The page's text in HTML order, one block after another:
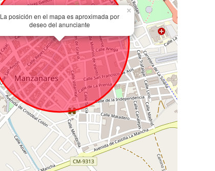
La posición en el mapa es aproximada por
deseo del anunciante
×